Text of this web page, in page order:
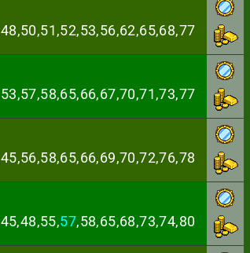
48,50,51,52,53,56,62,65,68,77
53,57,58,65,66,67,70,71,73,77
45,56,58,65,66,69,70,72,76,78
45,48,55,57,58,65,68,73,74,80